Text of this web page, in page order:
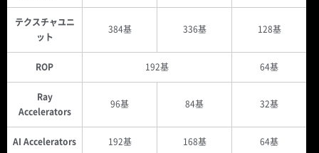
テクスチャユニ
ット
384基 336基 128基
ROP 192基 64基
Ray
Accelerators
96基 84基 32基
AI Accelerators 192基 168基 64基